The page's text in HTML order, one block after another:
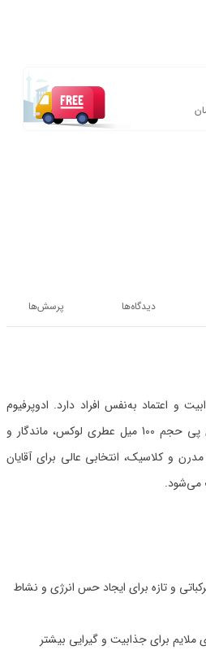
دیدگاه‌ها پرسش‌ها
و اعتماد به‌نفس افراد دارد. ادوپرفیوم
مردانه Sensation کارینو وی آی پی حجم 100 میل عطری لوکس، ماندگار و
و کلاسیک، انتخابی عالی برای آقایان
و تازه برای ایجاد حس انرژی و نشاط
ملایم برای جذابیت و گیرایی بیشتر